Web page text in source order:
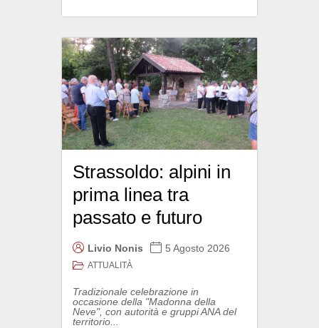
Strassoldo: alpini in
prima linea tra
passato e futuro
Livio Nonis 5 Agosto 2026
ATTUALITÀ
Tradizionale celebrazione in
occasione della "Madonna della
Neve", con autorità e gruppi ANA del
territorio...